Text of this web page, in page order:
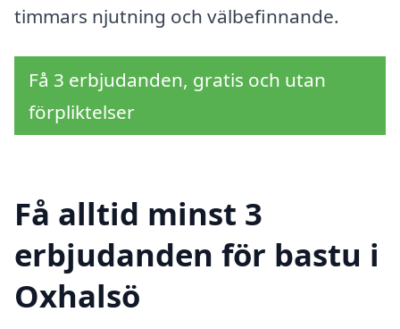
timmars njutning och välbefinnande.
Få 3 erbjudanden, gratis och utan
förpliktelser
Få alltid minst 3
erbjudanden för bastu i
Oxhalsö